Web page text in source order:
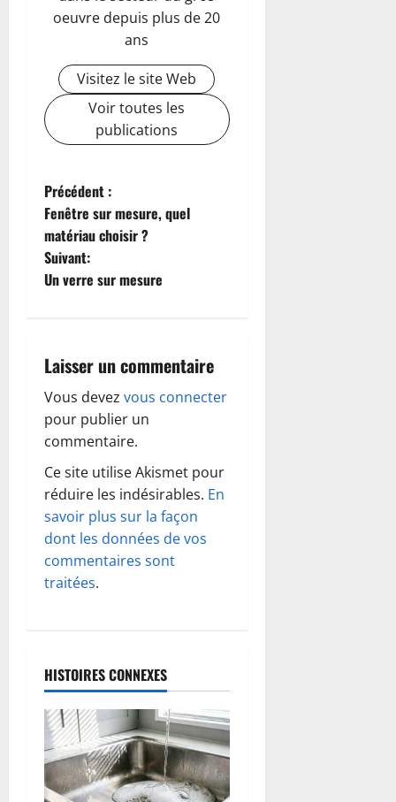
oeuvre depuis plus de 20
ans
Visitez le site Web
Voir toutes les
publications
N
a
v
a
t
i
o
n
d
r
t
i
c
Précédent :
Fenêtre sur mesure, quel
matériau choisir ?
Suivant:
Un verre sur mesure
Laisser un commentaire
Vous devez vous connecter
pour publier un
commentaire.
Ce site utilise Akismet pour
réduire les indésirables. En
savoir plus sur la façon
dont les données de vos
commentaires sont
traitées.
HISTOIRES CONNEXES